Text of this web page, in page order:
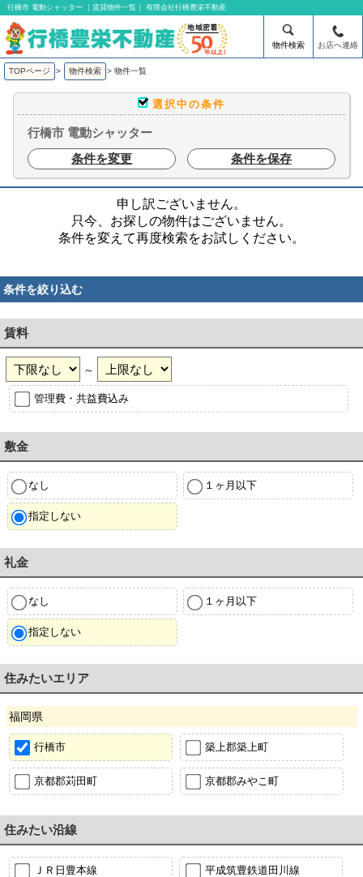
行橋市 電動シャッター ｜賃貸物件一覧｜ 有限会社行橋豊栄不動産
物件検索 お店へ連絡
TOPページ > 物件検索 > 物件一覧
選択中の条件
行橋市 電動シャッター
条件を変更
条件を保存
申し訳ございません。
只今、お探しの物件はございません。
条件を変えて再度検索をお試しください。
条件を絞り込む
賃料
～
管理費・共益費込み
敷金
なし １ヶ月以下
指定しない
礼金
なし １ヶ月以下
指定しない
住みたいエリア
福岡県
行橋市 築上郡築上町
京都郡苅田町 京都郡みやこ町
住みたい沿線
ＪＲ日豊本線 平成筑豊鉄道田川線